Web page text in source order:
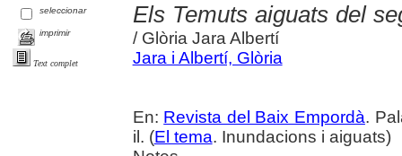
seleccionar
imprimir
Text complet
Els Temuts aiguats del
/ Glòria Jara Albertí
Jara i Albertí, Glòria
En: Revista del Baix Empordà.
il. (El tema. Inundacions i aiguats)